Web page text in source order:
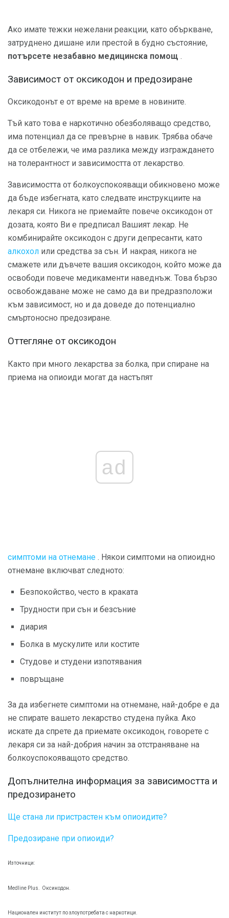
Ако имате тежки нежелани реакции, като объркване,
затруднено дишане или престой в будно състояние,
потърсете незабавно медицинска помощ .
Зависимост от оксикодон и предозиране
Оксикодонът е от време на време в новините.
Тъй като това е наркотично обезболяващо средство,
има потенциал да се превърне в навик. Трябва обаче
да се отбележи, че има разлика между изграждането
на толерантност и зависимостта от лекарство.
Зависимостта от болкоуспокояващи обикновено може
да бъде избегната, като следвате инструкциите на
лекаря си. Никога не приемайте повече оксикодон от
дозата, която Ви е предписал Вашият лекар. Не
комбинирайте оксикодон с други депресанти, като
алкохол или средства за сън. И накрая, никога не
смажете или дъвчете вашия оксикодон, който може да
освободи повече медикаменти наведнъж. Това бързо
освобождаване може не само да ви предразположи
към зависимост, но и да доведе до потенциално
смъртоносно предозиране.
Оттегляне от оксикодон
Както при много лекарства за болка, при спиране на
приема на опиоиди могат да настъпят
ad
симптоми на отнемане . Някои симптоми на опиоидно
отнемане включват следното:
Безпокойство, често в краката
Трудности при сън и безсъние
диария
Болка в мускулите или костите
Студове и студени изпотявания
повръщане
За да избегнете симптоми на отнемане, най-добре е да
не спирате вашето лекарство студена пуйка. Ако
искате да спрете да приемате оксикодон, говорете с
лекаря си за най-добрия начин за отстраняване на
болкоуспокояващото средство.
Допълнителна информация за зависимостта и
предозирането
Ще стана ли пристрастен към опиоидите?
Предозиране при опиоиди?
Източници:
Medline Plus. Оксикодон.
Национален институт по злоупотребата с наркотици.